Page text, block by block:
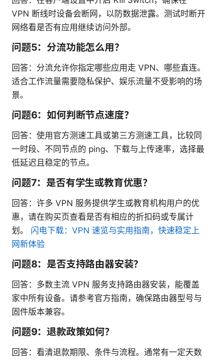
VPN 断线时设备会断网，以防数据泄露。测试时断开
网络看是否有应用继续访问外部。
问题5：分流功能怎么用？
回答：分流允许你指定哪些应用走 VPN、哪些直连。
适合工作流量需要隐私保护、娱乐流量不受影响的场
景。
问题6：如何判断节点速度？
回答：使用官方测速工具或第三方测速工具，比较同
一时段、不同节点的 ping、下载与上传速率，选择最
低延迟且稳定的节点。
问题7：是否有学生或教育优惠？
回答：许多 VPN 服务提供学生或教育机构用户的优
惠，请在购买页查看是否有相应的折扣码或专属计
划。 闪电下载：VPN 速览与实用指南，快速稳定上
网新体验
问题8：是否支持路由器安装？
回答：多数主流 VPN 服务支持路由器安装，能覆盖
家中所有设备。请参考官方指南，确保路由器型号与
固件版本兼容。
问题9：退款政策如何？
回答：看清退款期限、条件与流程。通常有一定天数